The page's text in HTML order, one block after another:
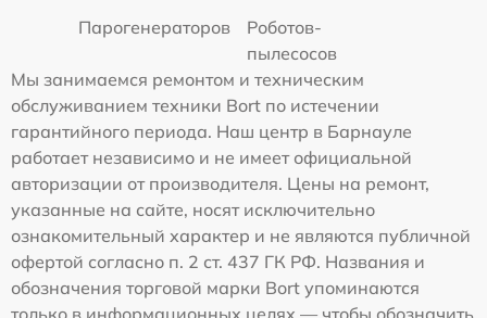
Парогенераторов
Роботов-
пылесосов
Мы занимаемся ремонтом и техническим
обслуживанием техники Bort по истечении
гарантийного периода. Наш центр в Барнауле
работает независимо и не имеет официальной
авторизации от производителя. Цены на ремонт,
указанные на сайте, носят исключительно
ознакомительный характер и не являются публичной
офертой согласно п. 2 ст. 437 ГК РФ. Названия и
обозначения торговой марки Bort упоминаются
только в информационных целях — чтобы обозначить